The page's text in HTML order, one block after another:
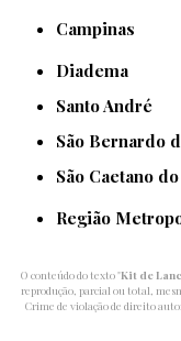
Campinas
Diadema
Santo André
São Bernardo
São Caetano
Região
O conteúdo do texto "Kit de
reprodução, parcial ou total,
Crime de violação de direito